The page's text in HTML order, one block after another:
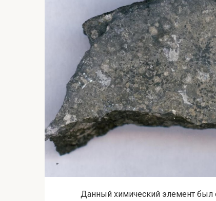
Данный химический элемент был